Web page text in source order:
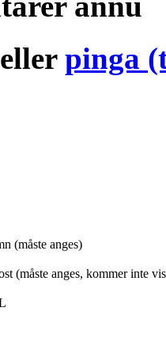
pinga
(måste anges)
(måste anges, kommer inte